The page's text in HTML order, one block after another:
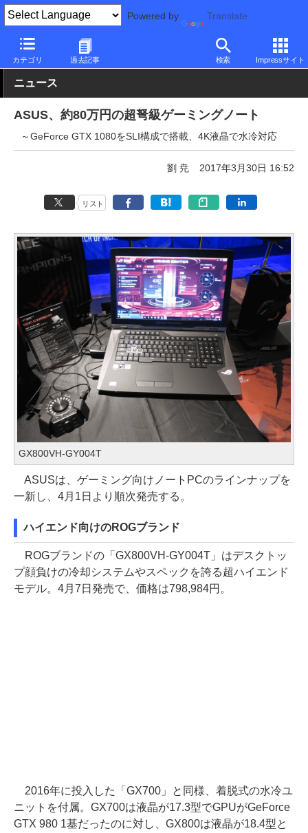
Powered by Translate
カテゴリ 過去記事 検索 Impressサイト
PC Watch パソコン/タブレット/スマートフォン ゲーミングパソ
ニュース
ASUS、約80万円の超弩級ゲーミングノート
～GeForce GTX 1080をSLI構成で搭載、4K液晶で水冷対応
劉 尭 2017年3月30日 16:52
リスト
GX800VH-GY004T
ASUSは、ゲーミング向けノートPCのラインナップを
一新し、4月1日より順次発売する。
ハイエンド向けのROGブランド
ROGブランドの「GX800VH-GY004T」はデスクトッ
プ顔負けの冷却システムやスペックを誇る超ハイエンド
モデル。4月7日発売で、価格は798,984円。
2016年に投入した「GX700」と同様、着脱式の水冷ユ
ニットを付属。GX700は液晶が17.3型でGPUがGeForce
GTX 980 1基だったのに対し、GX800は液晶が18.4型と